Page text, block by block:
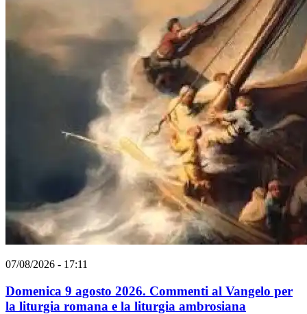
07/08/2026 - 17:11
Domenica 9 agosto 2026. Commenti al Vangelo per
la liturgia romana e la liturgia ambrosiana